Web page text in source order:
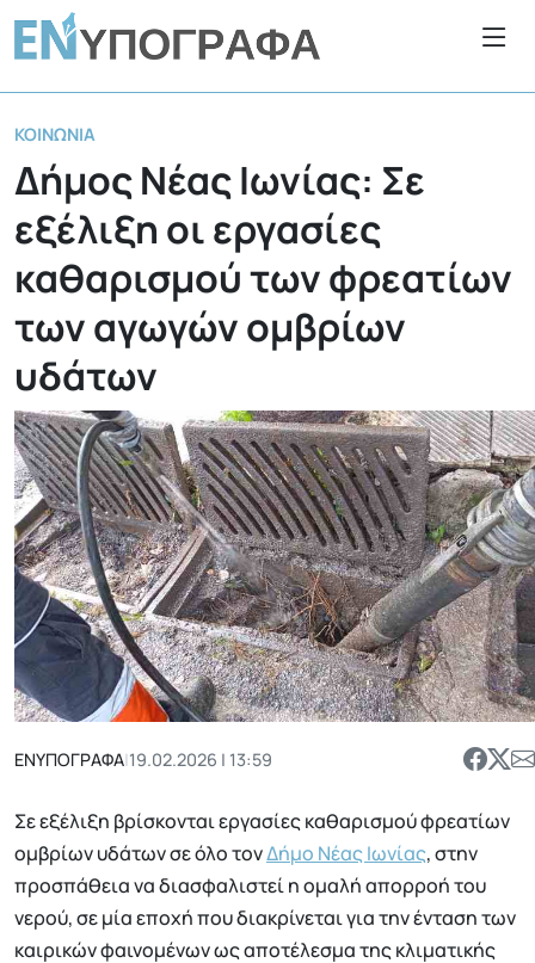
ΚΟΙΝΩΝΊΑ
Δήμος Νέας Ιωνίας: Σε
εξέλιξη οι εργασίες
καθαρισμού των φρεατίων
των αγωγών ομβρίων
υδάτων
ΕΝΥΠΟΓΡΑΦΑ|19.02.2026 | 13:59
Σε εξέλιξη βρίσκονται εργασίες καθαρισμού φρεατίων
ομβρίων υδάτων σε όλο τονΔήμο Νέας Ιωνίας, στην
προσπάθεια να διασφαλιστεί η ομαλή απορροή του
νερού, σε μία εποχή που διακρίνεται για την ένταση των
καιρικών φαινομένων ως αποτέλεσμα της κλιματικής